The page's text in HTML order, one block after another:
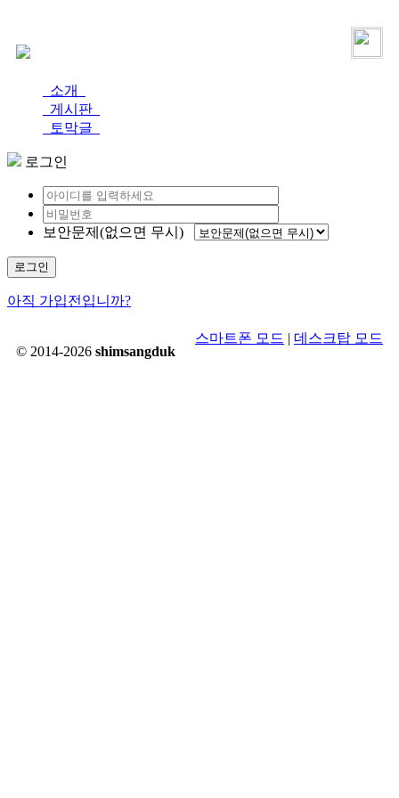
소개
게시판
토막글
로그인
보안문제(없으면 무시)
로그인
아직 가입전입니까?
© 2014-2026 shimsangduk
스마트폰 모드 | 데스크탑 모드